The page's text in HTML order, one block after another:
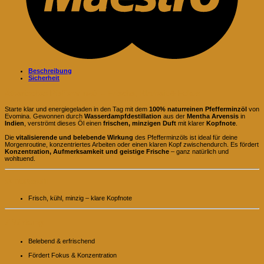
Beschreibung
Sicherheit
Starte klar und energiegeladen in den Tag mit dem 100% naturreinen Pfefferminzöl von
Evomina. Gewonnen durch Wasserdampfdestillation aus der Mentha Arvensis in
Indien , verströmt dieses Öl einen frischen, minzigen Duft mit klarer Kopfnote
Die vitalisierende und belebende Wirkung des Pfefferminzöls ist ideal für deine
Morgenroutine, konzentriertes Arbeiten oder einen klaren Kopf zwischendurch. Es fördert
Konzentration, Aufmerksamkeit und geistige Frische – ganz natürlich und
wohltuend.
Frisch, kühl, minzig – klare Kopfnote
Belebend & erfrischend
Fördert Fokus & Konzentration